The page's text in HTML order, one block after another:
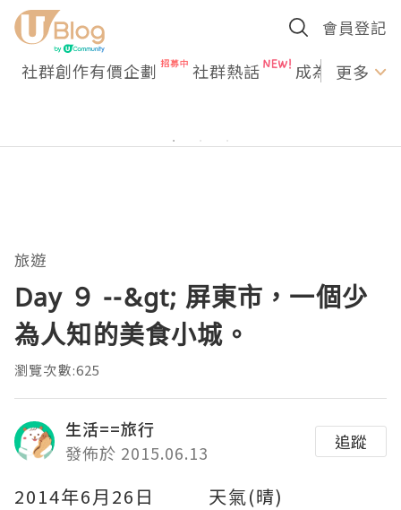
會員登記
社群創作有價企劃 社群熱話 成為U更多
旅遊
Day ９ --&gt; 屏東市，一個少
為人知的美食小城。
瀏覽次數:625
生活==旅行
發佈於 2015.06.13
追蹤
2014年6月26日 天氣(晴)